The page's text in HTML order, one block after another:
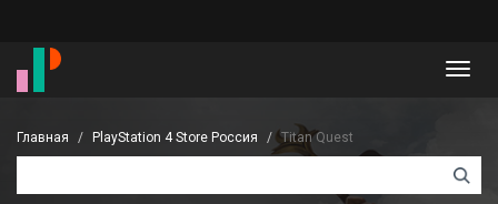
Главная PlayStation 4 Store Россия Titan Quest